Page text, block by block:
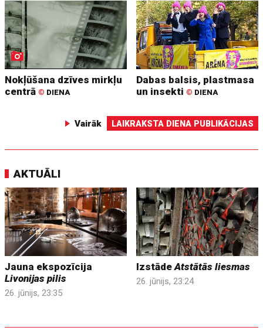
Nokļūšana dzīves mirkļu
centrā © DIENA
Dabas balsis, plastmasa
un insekti © DIENA
Vairāk LAIKRAKSTA DIENA PUBLIKĀCIJAS
AKTUĀLI
Jauna ekspozīcija
Livonijas pilis
26. jūnijs, 23:35
IzstādeAtstātās liesmas
26. jūnijs, 23:24